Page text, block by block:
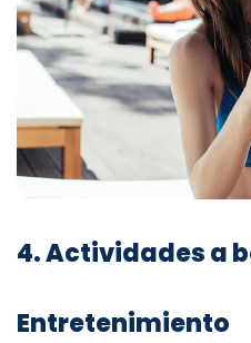
4. Actividades a
Entretenimiento